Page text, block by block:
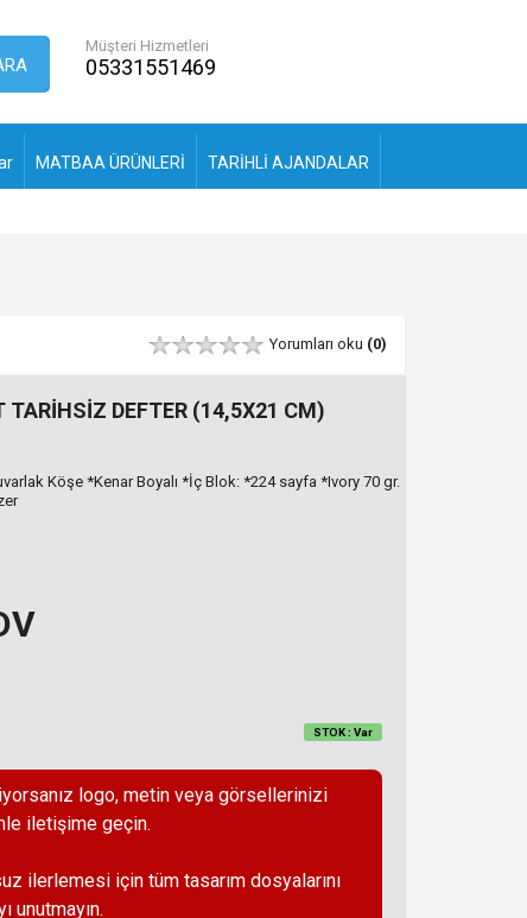
Müşteri Hizmetleri
05331551469
MATBAA ÜRÜNLERİ TARİHLİ AJANDALAR
Yorumları oku (0)
TARİHSİZ DEFTER (14,5X21 CM)
Köşe *Kenar Boyalı *İç Blok: *224 sayfa *Ivory 70 gr.
STOK : Var
logo, metin veya görsellerinizi
iletişime geçin.
ilerlemesi için tüm tasarım dosyalarını
unutmayın.